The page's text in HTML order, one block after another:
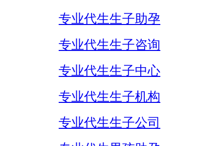
专业代生生子助孕
专业代生生子咨询
专业代生生子中心
专业代生生子机构
专业代生生子公司